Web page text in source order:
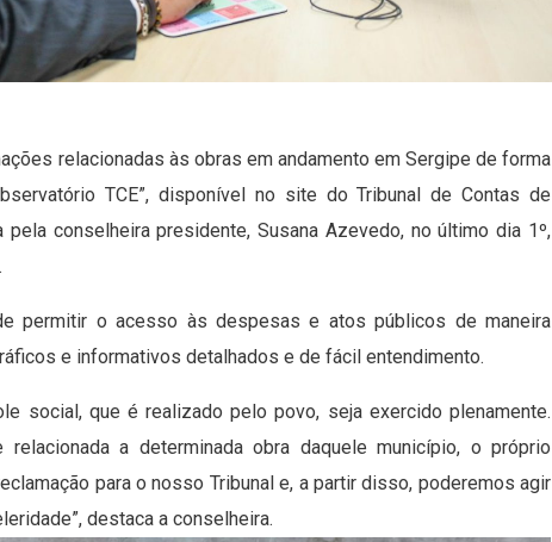
relacionadas às obras em andamento em Sergipe de forma
TCE”, disponível no site do Tribunal de Contas de
conselheira presidente, Susana Azevedo, no último dia 1º,
permitir o acesso às despesas e atos públicos de maneira
e informativos detalhados e de fácil entendimento.
social, que é realizado pelo povo, seja exercido plenamente.
a determinada obra daquele município, o próprio
para o nosso Tribunal e, a partir disso, poderemos agir
destaca a conselheira.